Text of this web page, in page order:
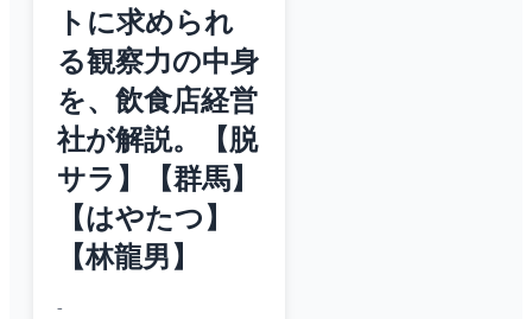
トに求められ
る観察力の中身
を、飲食店経営
社が解説。【脱
サラ】【群馬】
【はやたつ】
【林龍男】
-